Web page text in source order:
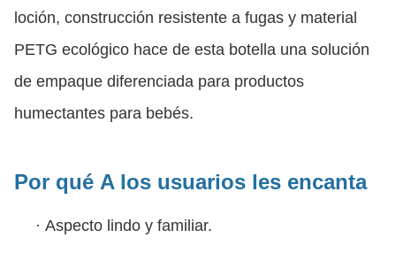
loción, construcción resistente a fugas y material
PETG ecológico hace de esta botella una solución
de empaque diferenciada para productos
humectantes para bebés.
Por qué A los usuarios les encanta
· Aspecto lindo y familiar.